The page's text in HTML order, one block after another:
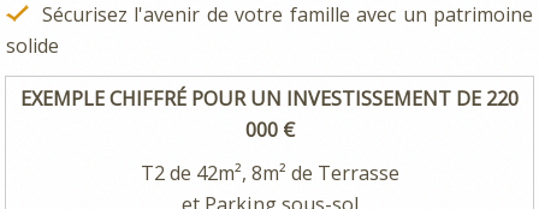
Sécurisez l'avenir de votre famille avec un patrimoine
solide
EXEMPLE CHIFFRÉ POUR UN INVESTISSEMENT DE 220
000 €
T2 de 42m², 8m² de Terrasse